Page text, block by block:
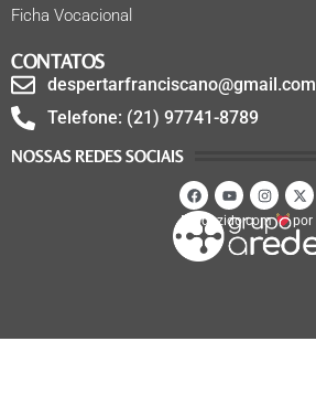
Ficha Vocacional
CONTATOS
despertarfranciscano@gmail.com
Telefone: (21) 97741-8789
NOSSAS REDES SOCIAIS
Produzido com por